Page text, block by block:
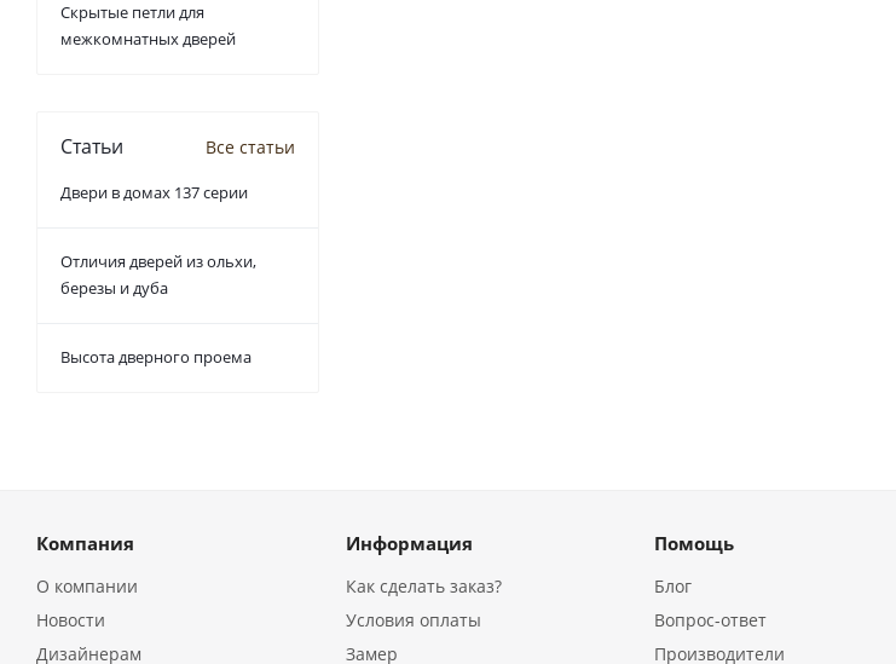
Скрытые петли для
межкомнатных дверей
Статьи Все статьи
Двери в домах 137 серии
Отличия дверей из ольхи,
березы и дуба
Высота дверного проема
Компания
О компании
Новости
Дизайнерам
Информация
Как сделать заказ?
Условия оплаты
Замер
Помощь
Блог
Вопрос-ответ
Производители